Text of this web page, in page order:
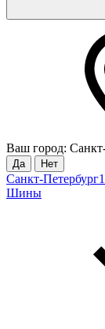
Ваш город:
Да Нет
Санкт-Петербург
Шины